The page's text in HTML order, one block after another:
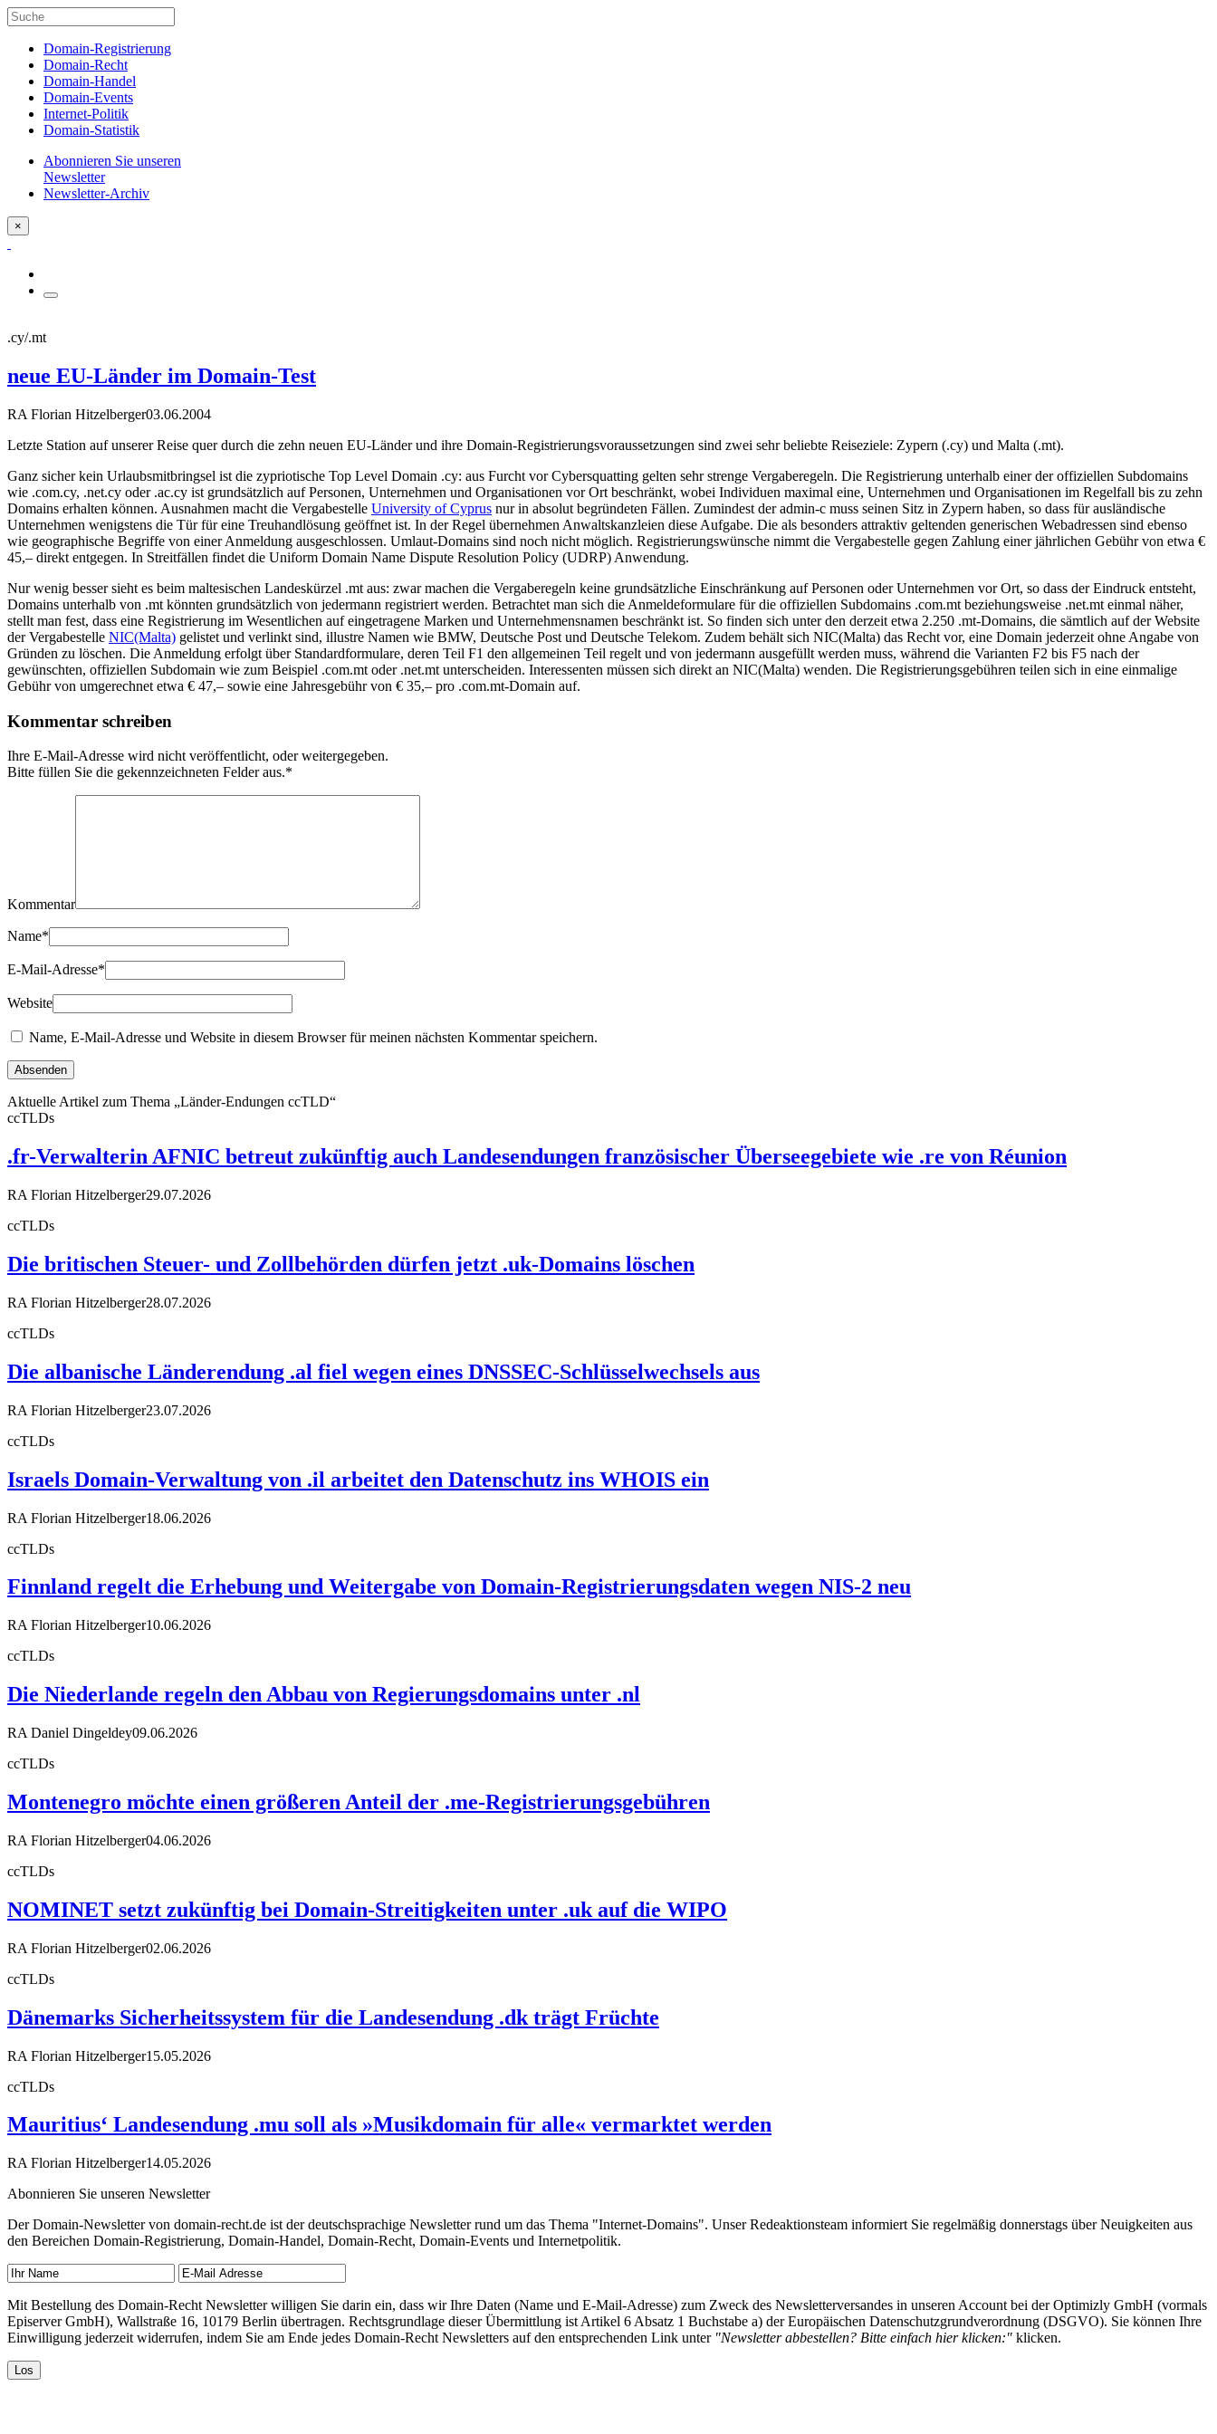
Domain-Registrierung
Domain-Recht
Domain-Handel
Domain-Events
Internet-Politik
Domain-Statistik
Abonnieren Sie unseren
Newsletter
Newsletter-Archiv
×
.cy/.mt
neue EU-Länder im Domain-Test
RA Florian Hitzelberger03.06.2004
Letzte Station auf unserer Reise quer durch die zehn neuen EU-Länder und ihre Domain-Registrierungsvoraussetzungen sind zwei sehr beliebte Reiseziele: Zypern (.cy) und Malta (.mt).
Ganz sicher kein Urlaubsmitbringsel ist die zypriotische Top Level Domain .cy: aus Furcht vor Cybersquatting gelten sehr strenge Vergaberegeln. Die Registrierung unterhalb einer der offiziellen Subdomains
wie .com.cy, .net.cy oder .ac.cy ist grundsätzlich auf Personen, Unternehmen und Organisationen vor Ort beschränkt, wobei Individuen maximal eine, Unternehmen und Organisationen im Regelfall bis zu zehn
Domains erhalten können. Ausnahmen macht die Vergabestelle University of Cyprus nur in absolut begründeten Fällen. Zumindest der admin-c muss seinen Sitz in Zypern haben, so dass für ausländische
Unternehmen wenigstens die Tür für eine Treuhandlösung geöffnet ist. In der Regel übernehmen Anwaltskanzleien diese Aufgabe. Die als besonders attraktiv geltenden generischen Webadressen sind ebenso
wie geographische Begriffe von einer Anmeldung ausgeschlossen. Umlaut-Domains sind noch nicht möglich. Registrierungswünsche nimmt die Vergabestelle gegen Zahlung einer jährlichen Gebühr von etwa €
45,– direkt entgegen. In Streitfällen findet die Uniform Domain Name Dispute Resolution Policy (UDRP) Anwendung.
Nur wenig besser sieht es beim maltesischen Landeskürzel .mt aus: zwar machen die Vergaberegeln keine grundsätzliche Einschränkung auf Personen oder Unternehmen vor Ort, so dass der Eindruck entsteht,
Domains unterhalb von .mt könnten grundsätzlich von jedermann registriert werden. Betrachtet man sich die Anmeldeformulare für die offiziellen Subdomains .com.mt beziehungsweise .net.mt einmal näher,
stellt man fest, dass eine Registrierung im Wesentlichen auf eingetragene Marken und Unternehmensnamen beschränkt ist. So finden sich unter den derzeit etwa 2.250 .mt-Domains, die sämtlich auf der Website
der Vergabestelle NIC(Malta) gelistet und verlinkt sind, illustre Namen wie BMW, Deutsche Post und Deutsche Telekom. Zudem behält sich NIC(Malta) das Recht vor, eine Domain jederzeit ohne Angabe von
Gründen zu löschen. Die Anmeldung erfolgt über Standardformulare, deren Teil F1 den allgemeinen Teil regelt und von jedermann ausgefüllt werden muss, während die Varianten F2 bis F5 nach der
gewünschten, offiziellen Subdomain wie zum Beispiel .com.mt oder .net.mt unterscheiden. Interessenten müssen sich direkt an NIC(Malta) wenden. Die Registrierungsgebühren teilen sich in eine einmalige
Gebühr von umgerechnet etwa € 47,– sowie eine Jahresgebühr von € 35,– pro .com.mt-Domain auf.
Kommentar schreiben
Ihre E-Mail-Adresse wird nicht veröffentlicht, oder weitergegeben.
Bitte füllen Sie die gekennzeichneten Felder aus.*
Kommentar
Name*
E-Mail-Adresse*
Website
Name, E-Mail-Adresse und Website in diesem Browser für meinen nächsten Kommentar speichern.
Aktuelle Artikel zum Thema „Länder-Endungen ccTLD“
ccTLDs
.fr-Verwalterin AFNIC betreut zukünftig auch Landesendungen französischer Überseegebiete wie .re von Réunion
RA Florian Hitzelberger29.07.2026
ccTLDs
Die britischen Steuer- und Zollbehörden dürfen jetzt .uk-Domains löschen
RA Florian Hitzelberger28.07.2026
ccTLDs
Die albanische Länderendung .al fiel wegen eines DNSSEC-Schlüsselwechsels aus
RA Florian Hitzelberger23.07.2026
ccTLDs
Israels Domain-Verwaltung von .il arbeitet den Datenschutz ins WHOIS ein
RA Florian Hitzelberger18.06.2026
ccTLDs
Finnland regelt die Erhebung und Weitergabe von Domain-Registrierungsdaten wegen NIS-2 neu
RA Florian Hitzelberger10.06.2026
ccTLDs
Die Niederlande regeln den Abbau von Regierungsdomains unter .nl
RA Daniel Dingeldey09.06.2026
ccTLDs
Montenegro möchte einen größeren Anteil der .me-Registrierungsgebühren
RA Florian Hitzelberger04.06.2026
ccTLDs
NOMINET setzt zukünftig bei Domain-Streitigkeiten unter .uk auf die WIPO
RA Florian Hitzelberger02.06.2026
ccTLDs
Dänemarks Sicherheitssystem für die Landesendung .dk trägt Früchte
RA Florian Hitzelberger15.05.2026
ccTLDs
Mauritius‘ Landesendung .mu soll als »Musikdomain für alle« vermarktet werden
RA Florian Hitzelberger14.05.2026
Abonnieren Sie unseren Newsletter
Der Domain-Newsletter von domain-recht.de ist der deutschsprachige Newsletter rund um das Thema "Internet-Domains". Unser Redeaktionsteam informiert Sie regelmäßig donnerstags über Neuigkeiten aus
den Bereichen Domain-Registrierung, Domain-Handel, Domain-Recht, Domain-Events und Internetpolitik.
Mit Bestellung des Domain-Recht Newsletter willigen Sie darin ein, dass wir Ihre Daten (Name und E-Mail-Adresse) zum Zweck des Newsletterversandes in unseren Account bei der Optimizly GmbH (vormals
Episerver GmbH), Wallstraße 16, 10179 Berlin übertragen. Rechtsgrundlage dieser Übermittlung ist Artikel 6 Absatz 1 Buchstabe a) der Europäischen Datenschutzgrundverordnung (DSGVO). Sie können Ihre
Einwilligung jederzeit widerrufen, indem Sie am Ende jedes Domain-Recht Newsletters auf den entsprechenden Link unter "Newsletter abbestellen? Bitte einfach hier klicken:" klicken.